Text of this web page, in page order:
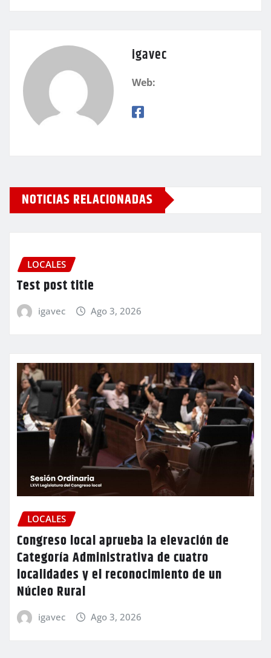
igavec
Web:
NOTICIAS RELACIONADAS
LOCALES
Test post title
igavec Ago 3, 2026
LOCALES
Congreso local aprueba la elevación de
Categoría Administrativa de cuatro
localidades y el reconocimiento de un
Núcleo Rural
igavec Ago 3, 2026